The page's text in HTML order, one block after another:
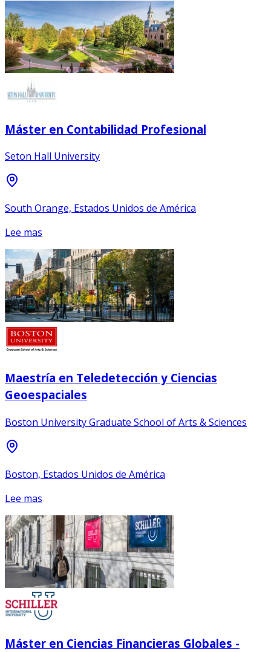
Máster en Contabilidad Profesional
Seton Hall University
South Orange, Estados Unidos de América
Lee mas
Maestría en Teledetección y Ciencias
Geoespaciales
Boston University Graduate School of Arts & Sciences
Boston, Estados Unidos de América
Lee mas
Máster en Ciencias Financieras Globales -